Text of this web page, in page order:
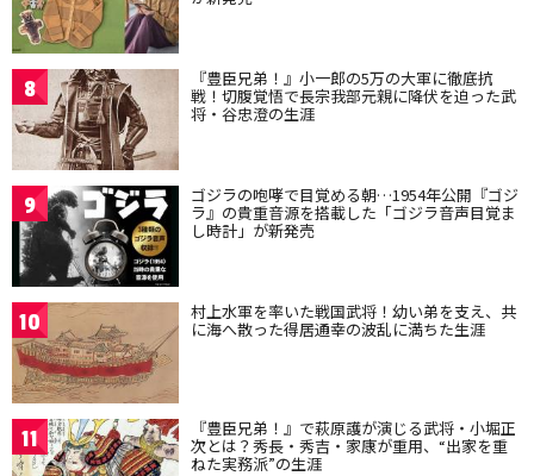
8 『豊臣兄弟！』小一郎の5万の大軍に徹底抗
戦！切腹覚悟で長宗我部元親に降伏を迫った武
将・谷忠澄の生涯
9 ゴジラの咆哮で目覚める朝…1954年公開『ゴジ
ラ』の貴重音源を搭載した「ゴジラ音声目覚ま
し時計」が新発売
10 村上水軍を率いた戦国武将！幼い弟を支え、共
に海へ散った得居通幸の波乱に満ちた生涯
11 『豊臣兄弟！』で萩原護が演じる武将・小堀正
次とは？秀長・秀吉・家康が重用、“出家を重
ねた実務派”の生涯